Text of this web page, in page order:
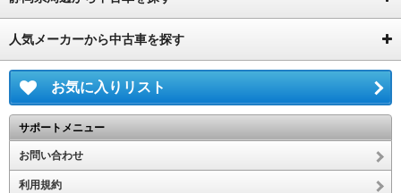
人気メーカーから中古車を探す
お気に入りリスト
サポートメニュー
お問い合わせ
利用規約